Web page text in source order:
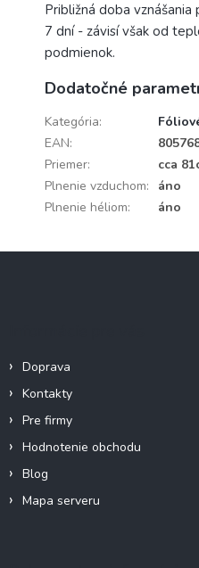
Približná doba
7 dní - závisí však od
podmienok.
Dodatočné
Kategória:
EAN:
Priemer:
cca
Plnenie vzduchom:
áno
Plnenie héliom: áno
Doprava
Kontakty
Pre firmy
Hodnotenie obchodu
Blog
Mapa serveru